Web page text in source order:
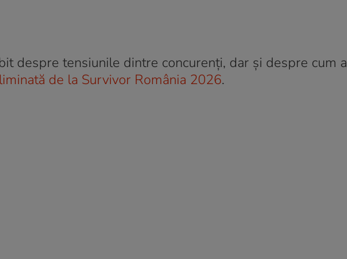
despre tensiunile dintre concurenți, dar și despre cum
de la Survivor România 2026.